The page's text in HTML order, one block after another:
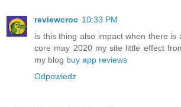
reviewcroc 10:33 PM
is this thing also impact when there is
core may 2020 my site little effect
my blog buy app reviews
Odpowiedz